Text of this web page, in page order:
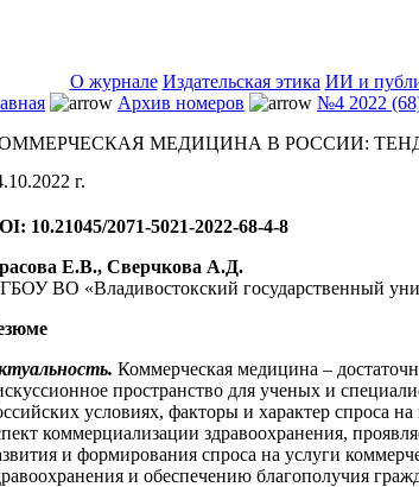
О журнале Издательская этика ИИ и
Архив номеров №4 2022
МЕДИЦИНА В РОССИИ:
г.
10.21045/2071-5021-2022-68-4-8
Е.В., Сверчкова А.Д.
ВО «Владивостокский государственный
Коммерческая медицина –
пространство для ученых и
условиях, факторы и характер спроса
коммерциализации здравоохранения,
и формирования спроса на услуги
и обеспечению благополучия